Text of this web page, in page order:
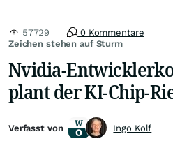
Zeichen stehen auf Sturm
57729 0 Kommentare
Nvidia-
plant der KI-Chip-
Verfasst von Ingo Kolf